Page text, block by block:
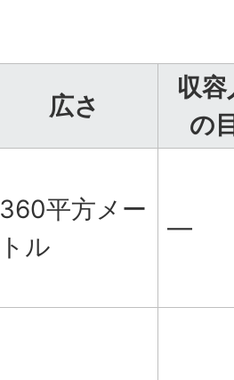
広さ
収容
の
360平方メー
トル
―